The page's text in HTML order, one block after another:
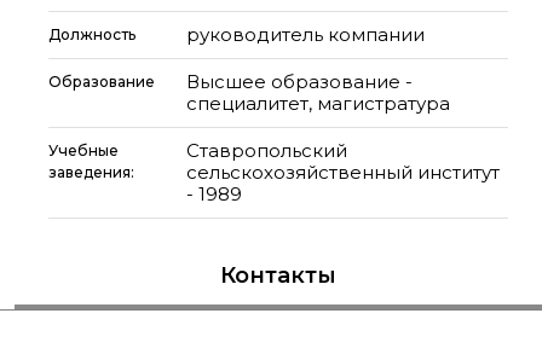
Должность руководитель компании
Образование
Высшее образование -
специалитет, магистратура
Учебные
заведения:
Ставропольский
сельскохозяйственный институт
- 1989
Контакты